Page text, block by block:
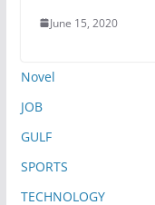
June 15, 2020
Novel
JOB
GULF
SPORTS
TECHNOLOGY